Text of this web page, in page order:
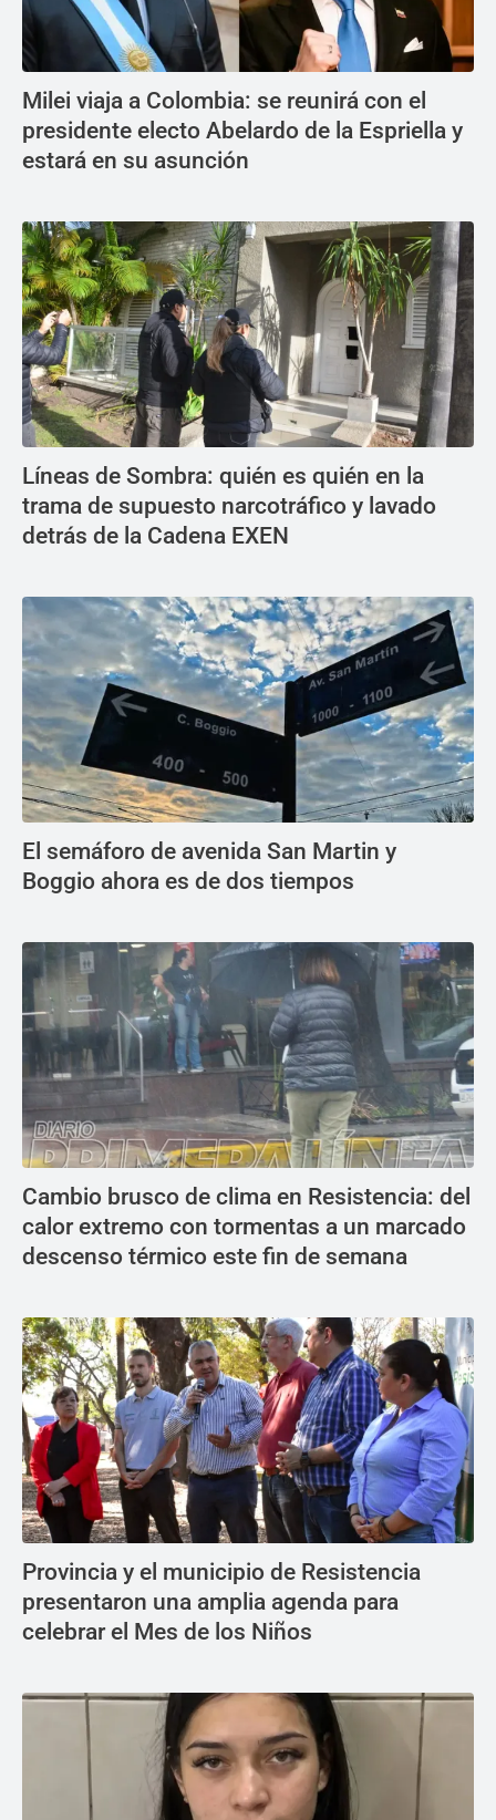
Milei viaja a Colombia: se reunirá con el
presidente electo Abelardo de la Espriella y
estará en su asunción
Líneas de Sombra: quién es quién en la
trama de supuesto narcotráfico y lavado
detrás de la Cadena EXEN
El semáforo de avenida San Martin y
Boggio ahora es de dos tiempos
Cambio brusco de clima en Resistencia: del
calor extremo con tormentas a un marcado
descenso térmico este fin de semana
Provincia y el municipio de Resistencia
presentaron una amplia agenda para
celebrar el Mes de los Niños